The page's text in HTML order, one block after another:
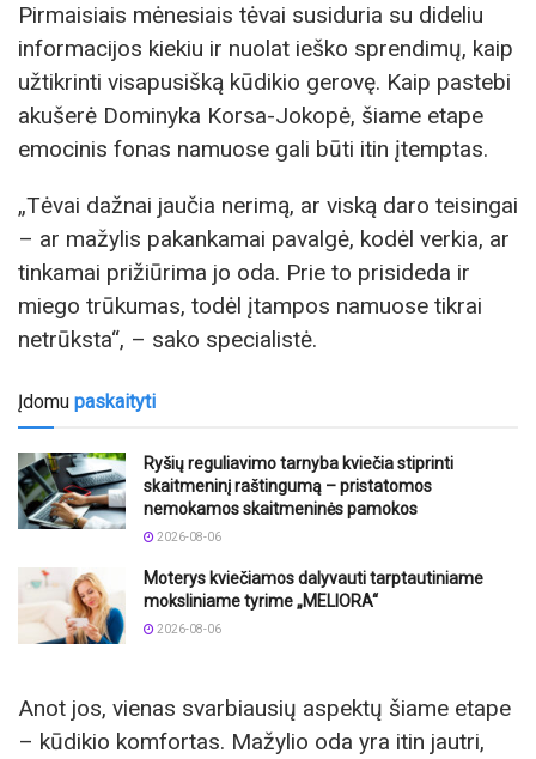
Pirmaisiais mėnesiais tėvai susiduria su dideliu
informacijos kiekiu ir nuolat ieško sprendimų, kaip
užtikrinti visapusišką kūdikio gerovę. Kaip pastebi
akušerė Dominyka Korsa-Jokopė, šiame etape
emocinis fonas namuose gali būti itin įtemptas.
„Tėvai dažnai jaučia nerimą, ar viską daro teisingai
– ar mažylis pakankamai pavalgė, kodėl verkia, ar
tinkamai prižiūrima jo oda. Prie to prisideda ir
miego trūkumas, todėl įtampos namuose tikrai
netrūksta“, – sako specialistė.
Įdomu paskaityti
Ryšių reguliavimo tarnyba kviečia stiprinti
skaitmeninį raštingumą – pristatomos
nemokamos skaitmeninės pamokos
2026-08-06
Moterys kviečiamos dalyvauti tarptautiniame
moksliniame tyrime „MELIORA“
2026-08-06
Anot jos, vienas svarbiausių aspektų šiame etape
– kūdikio komfortas. Mažylio oda yra itin jautri,